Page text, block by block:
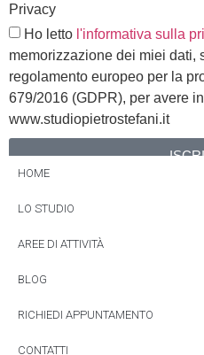
Privacy
Ho letto l'informativa sulla
memorizzazione dei miei dati,
regolamento europeo per la
679/2016 (GDPR), per avere
www.studiopietrostefani.it
HOME
LO STUDIO
AREE DI ATTIVITÀ
BLOG
RICHIEDI APPUNTAMENTO
CONTATTI